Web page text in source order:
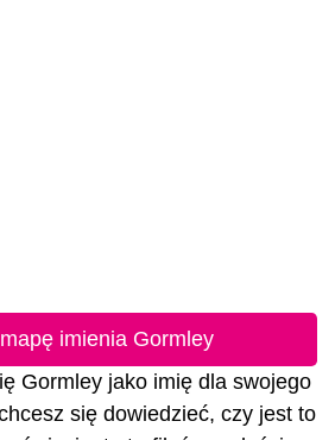
imienia Gormley
Gormley jako imię dla swojego
się dowiedzieć, czy jest to